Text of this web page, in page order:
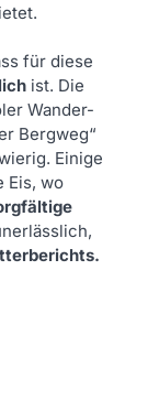
für diese
ist. Die
Wander-
Bergweg“
Einige
Eis, wo